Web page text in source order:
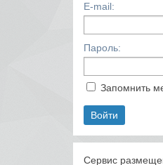
E-mail:
Пароль:
Запомнить
Сервис